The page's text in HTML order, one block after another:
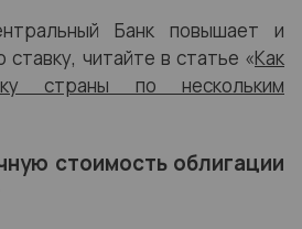
Банк повышает и
читайте в статье «Как
страны по нескольким
стоимость облигации